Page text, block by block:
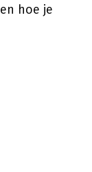
hoe je